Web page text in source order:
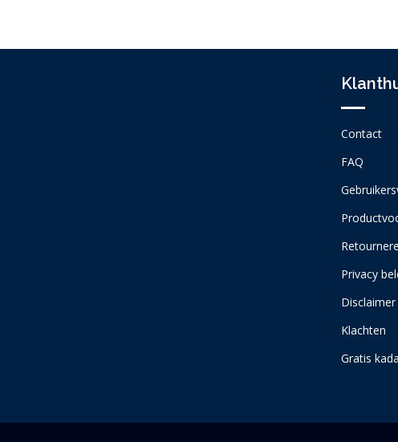
Contact
FAQ
Privacy
Disclaimer
Klachten
Gratis